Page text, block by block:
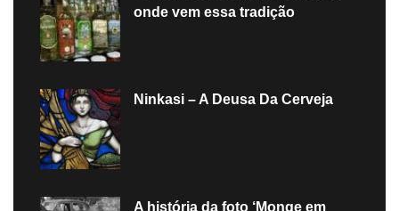
onde vem essa tradição
Ninkasi – A Deusa Da Cerveja
A história da foto ‘Monge em